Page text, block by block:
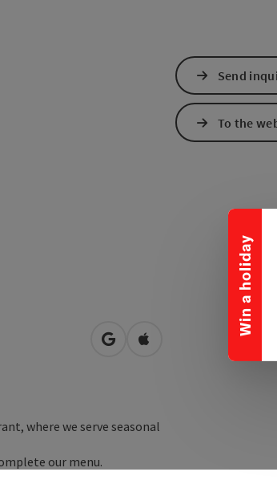
Win a holiday
Collapse banner
open in Google Maps
Open in Apple Maps
where we serve seasonal
our menu.
Send
To the